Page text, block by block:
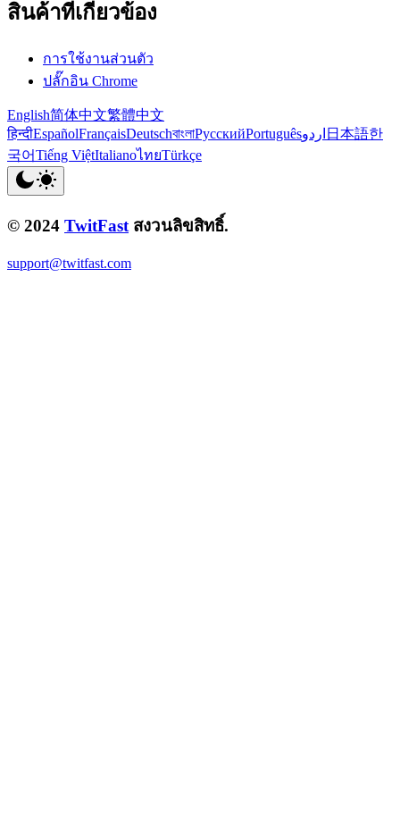
สินค้าที่เกี่ยวข้อง
การใช้งานส่วนตัว
ปลั๊กอิน Chrome
English简体中文繁體中文
हिन्दीEspañolFrançaisDeutschবাংলাРусскийPortuguêsاردو 日本語한
국어Tiếng ViệtItalianoไทยTürkçe
© 2024 TwitFast สงวนลิขสิทธิ์.
support@twitfast.com